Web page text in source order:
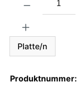
Platte/n
Produktnummer: